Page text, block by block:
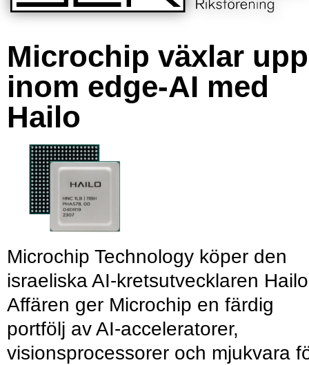
Microchip växlar upp
inom edge-AI med
Hailo
Microchip Technology köper den
israeliska AI-kretsutvecklaren
Affären ger Microchip en färdig
portfölj av AI-acceleratorer,
visionsprocessorer och mjukvara